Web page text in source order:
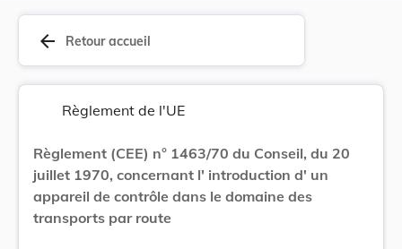
arrow_back Retour accueil
Règlement de l'UE
Règlement (CEE) n° 1463/70 du Conseil, du 20
juillet 1970, concernant l' introduction d' un
appareil de contrôle dans le domaine des
transports par route